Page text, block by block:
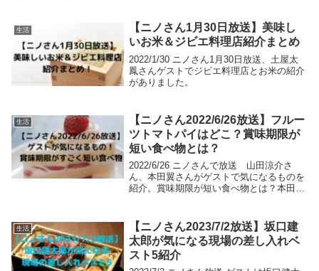
ださい！
生活
【ニノさん1月30日放送】美味し
いお米＆ジビエ料理店紹介まとめ
2022/1/30 ニノさん1月30日放送、土屋太
鳳さんゲストでジビエ料理店とお米の紹介
がありました。
生活
【ニノさん2022/6/26放送】フルー
ツトマトパイはどこ？賞味期限が
短い食べ物とは？
2022/6/26 ニノさんで放送 山田涼介さ
ん、本田翼さんがゲストで気になるものを
紹介。賞味期限が短い食べ物とは？本田翼
した！
生活
【ニノさん2023/7/2放送】坂口建
太郎が気になる現場の差し入れベ
スト5紹介